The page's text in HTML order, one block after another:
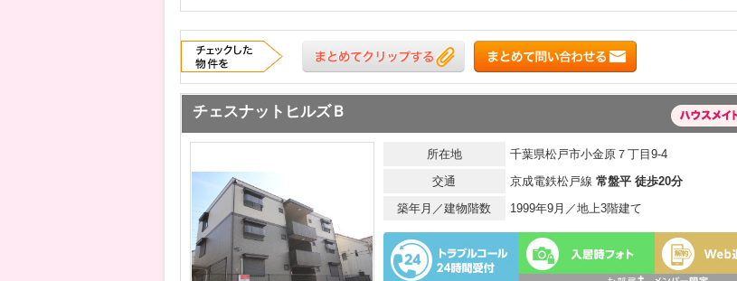
チェスナットヒルズＢ
所在地
千葉県松戸市小金原７丁目9-4
交通
京成電鉄松戸線 常盤平 徒歩20分
築年月／建物階数
1999年9月／地上3階建て